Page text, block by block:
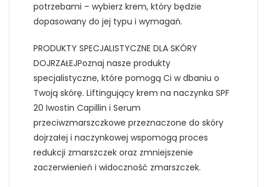
potrzebami – wybierz krem, który będzie
dopasowany do jej typu i wymagań.
PRODUKTY SPECJALISTYCZNE DLA SKÓRY
DOJRZAŁEJPoznaj nasze produkty
specjalistyczne, które pomogą Ci w dbaniu o
Twoją skórę. Liftingujący krem na naczynka SPF
20 Iwostin Capillin i Serum
przeciwzmarszczkowe przeznaczone do skóry
dojrzałej i naczynkowej wspomogą proces
redukcji zmarszczek oraz zmniejszenie
zaczerwienień i widoczność zmarszczek.